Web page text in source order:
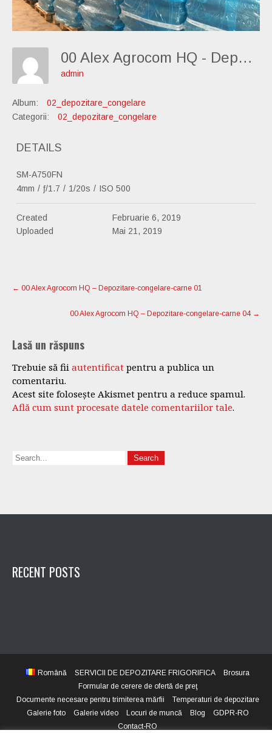
00 Alex Agrocom HQ - Depozitare-Congelare-Carne 02
admin
Album:
02_depozitare_congelare
Categorii:
02_depozitare_congelare
DETAILS
SM-A750FN
4mm / ƒ/1.7 / 1/20s / ISO 500
Created
Februarie 6, 2019
Uploaded
Mai 21, 2019
Post
navigation
← 00 Alex Agrocom HQ – Depozitare-congelare-carne 01
00 Alex Agrocom HQ – Depozitare-congelare-carne 04 →
Lasă un răspuns
Trebuie să fii autentificat pentru a publica un
comentariu.
Acest site folosește Akismet pentru a reduce spamul.
Află cum sunt procesate datele comentariilor tale.
RECENT POSTS
Română SERVICII DE DEPOZITARE FRIGORIFICA
Brosura
Formular de cerere de ofertă de preţ
Documente necesare pentru trimiterea mărfii
Temperaturi de depozitare
Galerie foto
Galerie video Locuri de muncă Blog
GDPR-RO
Contact-RO